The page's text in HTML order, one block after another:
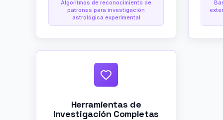
Algoritmos de reconocimiento de
patrones para investigación
astrológica experimental
Herramientas de
Investigación Completas